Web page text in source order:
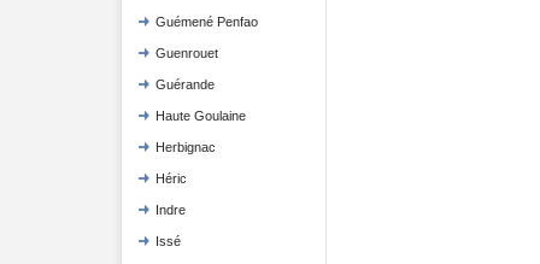
Guémené Penfao
Guenrouet
Guérande
Haute Goulaine
Herbignac
Héric
Indre
Issé